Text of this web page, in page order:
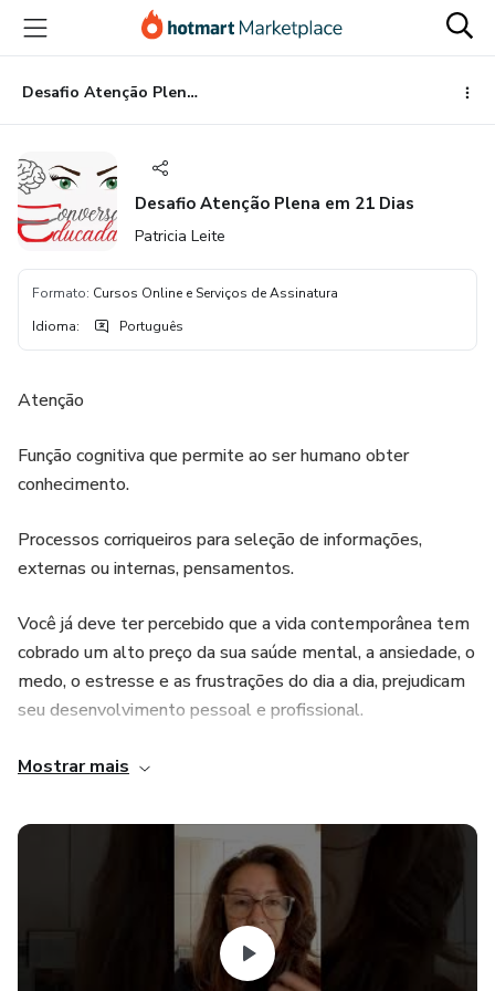
para
conteúdo
principal
para
pagamento
para
rodapé
Desafio Atenção Plena em 21 Dias
Desafio Atenção Plena em 21 Dias
Patricia Leite
Formato: Cursos Online e Serviços de Assinatura
Idioma: Português
Atenção
Função cognitiva que permite ao ser humano obter
conhecimento.
Processos corriqueiros para seleção de informações,
externas ou internas, pensamentos.
Você já deve ter percebido que a vida contemporânea tem
cobrado um alto preço da sua saúde mental, a ansiedade, o
medo, o estresse e as frustrações do dia a dia, prejudicam
seu desenvolvimento pessoal e profissional.
Como saber se a atenção está prejudicada?
• Se você esquece onde deixou as chaves do carro com
• Esquece a panela no fogo é só depois que a casa está
completamente cheirando a queimado você desperta.
Mostrar mais